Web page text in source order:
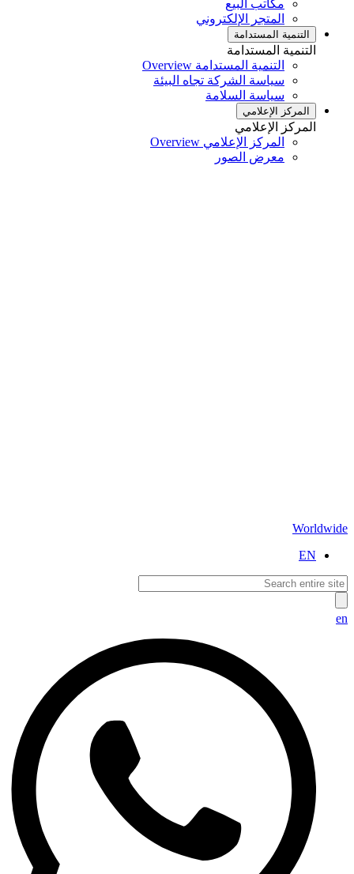
مكاتب البيع
المتجر الإلكتروني
التنمية المستدامة
التنمية المستدامة
التنمية المستدامة Overview
سياسة الشركة تجاه البيئة
سياسة السلامة
المركز الإعلامي
المركز الإعلامي
المركز الإعلامي Overview
معرض الصور
Worldwide
EN
en